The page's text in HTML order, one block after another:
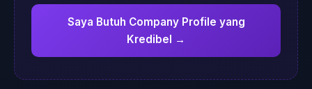
Saya Butuh Company Profile yang
Kredibel →